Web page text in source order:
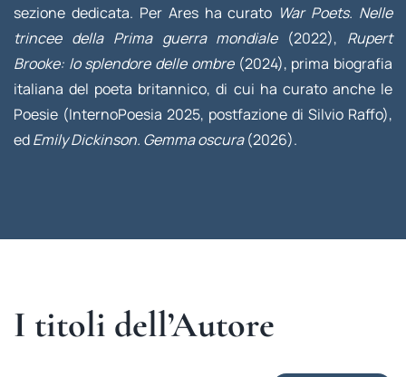
sezione dedicata. Per Ares ha curato War Poets. Nelle
trincee della Prima guerra mondiale(2022), Rupert
Brooke: lo splendore delle ombre(2024), prima biografia
italiana del poeta britannico, di cui ha curato anche le
Poesie (InternoPoesia 2025, postfazione di Silvio Raffo),
edEmily Dickinson. Gemma oscura(2026).
I titoli dell’Autore